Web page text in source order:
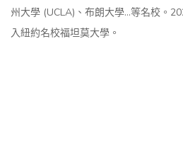
州大學 (UCLA)、布朗大學...等名校。
入紐約名校福坦莫大學。